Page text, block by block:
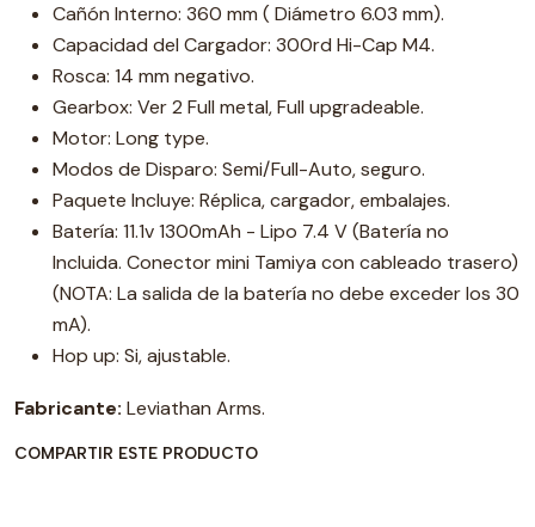
Cañón Interno: 360 mm ( Diámetro 6.03 mm).
Capacidad del Cargador: 300rd Hi-Cap M4.
Rosca: 14 mm negativo.
Gearbox: Ver 2 Full metal, Full upgradeable.
Motor: Long type.
Modos de Disparo: Semi/Full-Auto, seguro.
Paquete Incluye: Réplica, cargador, embalajes.
Batería: 11.1v 1300mAh - Lipo 7.4 V (Batería no
Incluida. Conector mini Tamiya con cableado trasero)
(NOTA: La salida de la batería no debe exceder los 30
mA).
Hop up: Si, ajustable.
Fabricante: Leviathan Arms.
COMPARTIR ESTE PRODUCTO